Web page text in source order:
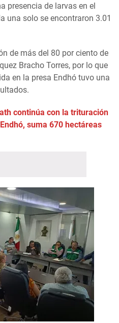
presencia de larvas en el
una solo se encontraron 3.01
de más del 80 por ciento de
Bracho Torres, por lo que
en la presa Endhó tuvo una
continúa con la trituración
suma 670 hectáreas